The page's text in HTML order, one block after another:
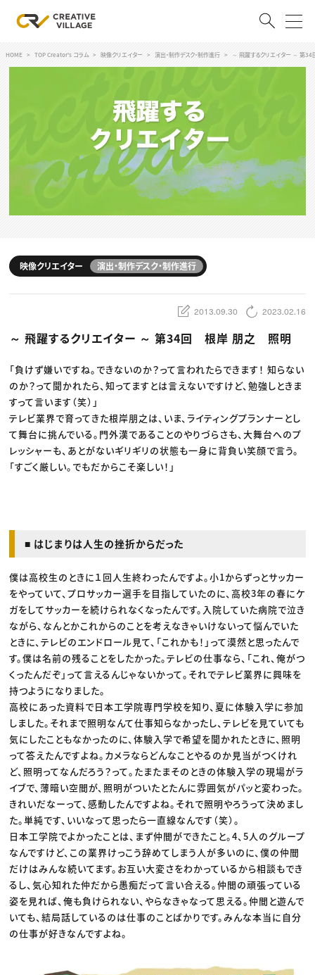
クリエイター求人を探す
CREATIVE JOB求人検索
採用説明会
スキルアップしたい！
デザイン
編集・ライティング
マーケティング
業界解説・キャリア事情
お役立ち基礎知識
TOP Creator’s コラム
Webクリエイター
アプリクリエイター
映像クリエイター
マーケッター
クリエイターインタビュー
C＆R Magazine
セミナー
ニュース・トレンド
ニュース・トレンド トップ
Web
映像
ゲーム・エンタメ
広告
出版
CREATIVE VILLAGEからのお知らせ
HOME TOP Creator's コラム 映像クリエイター 演出・制作デスク・制作進行 ～ 飛躍するクリエイター ～ 第
映像クリエイター 演出・制作デスク・制作進行
2013.09.30 2023.02.16
～ 飛躍するクリエイター ～ 第34回 根岸 朋之 照明
「負けず嫌いですね。できないのか？って言われたらできます！ 知らない
のか？って聞かれたら、知ってますとは言えないですけど、勉強しときま
すって言います（笑）」
テレビ業界で育ってきた根岸朋之は、いま、ライティングプランナーとし
て舞台に挑んでいる。門外漢であることのやりづらさも、大舞台へのプ
レッシャーも、あとがないギリギリの状態も一身に背負い笑顔で言う。
「すごく厳しい。でもだからこそ楽しい！」
■ はじまりは人生の挫折からだった
僕は高校生のときに１回人生終わったんですよ。小1からずっとサッカー
をやっていて、プロサッカー選手を目指していたのに、高校3年の春にケ
ガをしてサッカーを続けられなくなったんです。入院していた病院で泣き
ながら、なんとかこれからのことを考えなきゃいけないって悩んでいた
ときに、テレビのエンドロール見て、「これかも！」って漠然と思ったんで
す。僕は名前の残ることをしたかった。テレビの仕事なら、「これ、俺がつ
くったんだぞ」って言えるんじゃないかって。それでテレビ業界に興味を
持つようになりました。
高校にあった資料で日本工学院専門学校を知り、夏に体験入学に参加
しました。それまで照明なんて仕事知らなかったし、テレビを見ていても
気にしたこともなかったのに、体験入学で希望を聞かれたときに、照明
って答えたんですよね。カメラならどんなことやるのか見当がつくけれ
ど、照明ってなんだろう？って。たまたまそのときの体験入学の現場がラ
イブで、薄暗い空間が、照明がついたとたんに雰囲気がパッと変わった。
きれいだなーって、感動したんですよね。それで照明やろうって決めまし
た。単純です、いいなって思ったら一直線なんです（笑）。
日本工学院でよかったことは、まず仲間ができたこと。4、5人のグループ
なんですけど、この業界けっこう辞めてしまう人が多いのに、僕の仲間
だけはみんな続いてます。お互い大変さをわかっているから相談もでき
るし、気心知れた仲だから愚痴だって言い合える。仲間の頑張っている
姿を見れば、俺も負けられない、やらなきゃなって思える。仲間と遊んで
いても、結局話しているのは仕事のことばかりです。みんな本当に自分
の仕事が好きなんですよね。